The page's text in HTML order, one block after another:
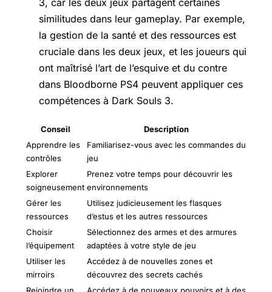
similitudes dans leur gameplay. Par exemple,
la gestion de la santé et des ressources est
cruciale dans les deux jeux, et les joueurs qui
ont maîtrisé l’art de l’esquive et du contre
dans Bloodborne PS4 peuvent appliquer ces
compétences à Dark Souls 3.
Conseil
Description
Apprendre les
contrôles
Familiarisez-vous avec les commandes du
jeu
Explorer
soigneusement
Prenez votre temps pour découvrir les
environnements
Gérer les
ressources
Utilisez judicieusement les flasques
d’estus et les autres ressources
Choisir
l’équipement
Sélectionnez des armes et des armures
adaptées à votre style de jeu
Utiliser les
mirroirs
Accédez à de nouvelles zones et
découvrez des secrets cachés